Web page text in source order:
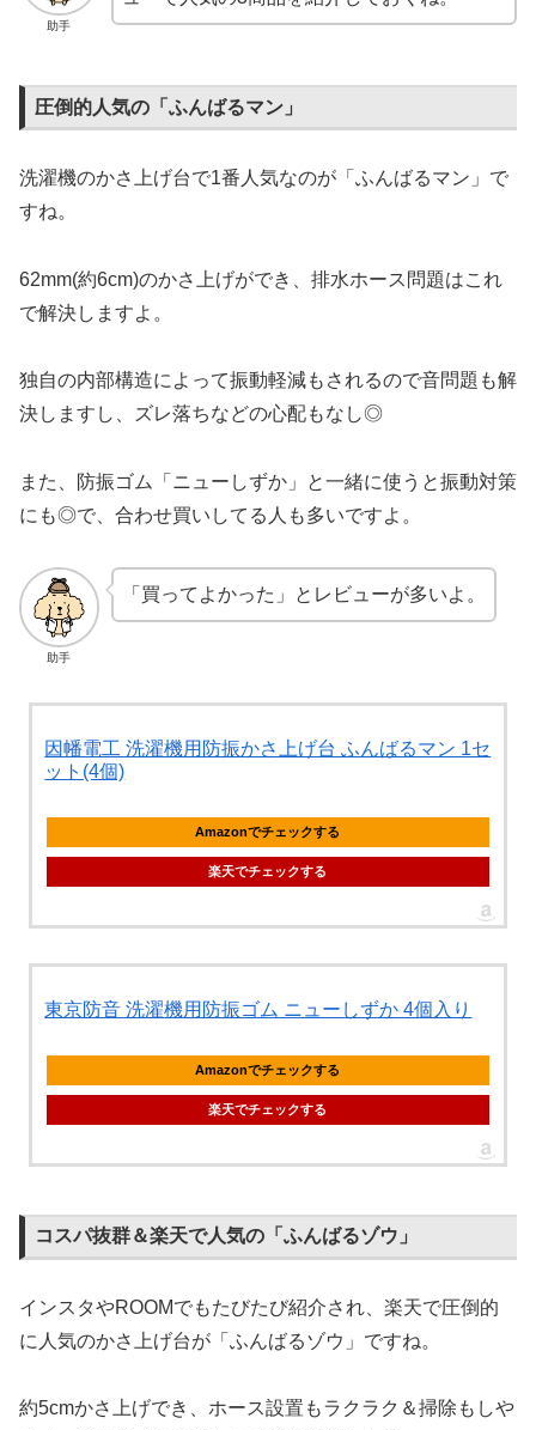
助手
圧倒的人気の「ふんばるマン」
洗濯機のかさ上げ台で1番人気なのが「ふんばるマン」で
すね。
62mm(約6cm)のかさ上げができ、排水ホース問題はこれ
で解決しますよ。
独自の内部構造によって振動軽減もされるので音問題も解
決しますし、ズレ落ちなどの心配もなし◎
また、防振ゴム「ニューしずか」と一緒に使うと振動対策
にも◎で、合わせ買いしてる人も多いですよ。
助手
「買ってよかった」とレビューが多いよ。
因幡電工 洗濯機用防振かさ上げ台 ふんばるマン 1セ
ット(4個)
Amazonでチェックする
楽天でチェックする
東京防音 洗濯機用防振ゴム ニューしずか 4個入り
Amazonでチェックする
楽天でチェックする
コスパ抜群＆楽天で人気の「ふんばるゾウ」
インスタやROOMでもたびたび紹介され、楽天で圧倒的
に人気のかさ上げ台が「ふんばるゾウ」ですね。
約5cmかさ上げでき、ホース設置もラクラク＆掃除もしや